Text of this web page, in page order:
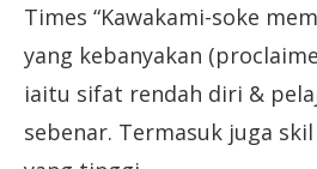
Times “Kawakami-soke
yang kebanyakan
iaitu sifat rendah diri &
sebenar. Termasuk juga